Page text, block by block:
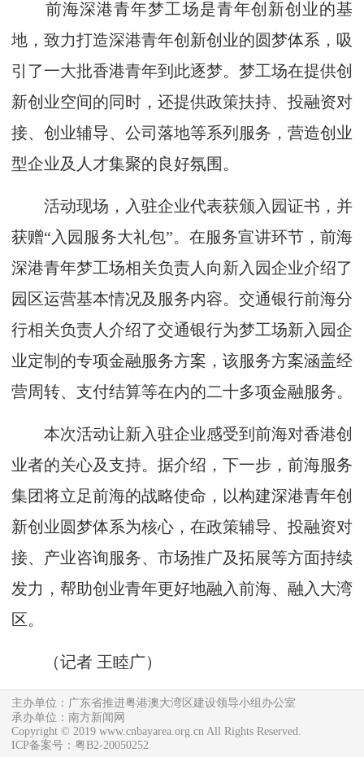
前海深港青年梦工场是青年创新创业的基
地，致力打造深港青年创新创业的圆梦体系，吸
引了一大批香港青年到此逐梦。梦工场在提供创
新创业空间的同时，还提供政策扶持、投融资对
接、创业辅导、公司落地等系列服务，营造创业
型企业及人才集聚的良好氛围。
活动现场，入驻企业代表获颁入园证书，并
获赠“入园服务大礼包”。在服务宣讲环节，前海
深港青年梦工场相关负责人向新入园企业介绍了
园区运营基本情况及服务内容。交通银行前海分
行相关负责人介绍了交通银行为梦工场新入园企
业定制的专项金融服务方案，该服务方案涵盖经
营周转、支付结算等在内的二十多项金融服务。
本次活动让新入驻企业感受到前海对香港创
业者的关心及支持。据介绍，下一步，前海服务
集团将立足前海的战略使命，以构建深港青年创
新创业圆梦体系为核心，在政策辅导、投融资对
接、产业咨询服务、市场推广及拓展等方面持续
发力，帮助创业青年更好地融入前海、融入大湾
区。
（记者 王睦广）
主办单位：广东省推进粤港澳大湾区建设领导小组办公室
承办单位：南方新闻网
Copyright © 2019 www.cnbayarea.org.cn All Rights Reserved.
ICP备案号：粤B2-20050252